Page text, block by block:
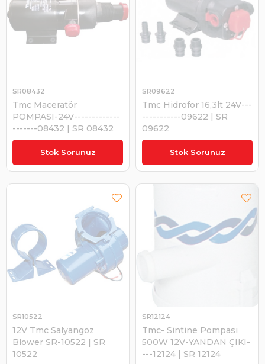
Stok Sorunuz
Tmc Maceratör
POMPASI-24V-------------
-------08432 | SR 08432
SR08432
₺5.892,41 Stok Sorunuz
Tmc Hidrofor 16,3lt 24V---
-----------09622 | SR
09622
SR09622
₺5.963,98
12V Tmc Salyangoz
Blower SR-10522 | SR
10522
SR10522
Tmc- Sintine Pompası
500W 12V-YANDAN ÇIKI-
---12124 | SR 12124
SR12124